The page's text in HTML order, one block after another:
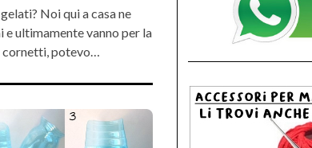
Noi qui a casa ne
ultimamente vanno per la
potevo…